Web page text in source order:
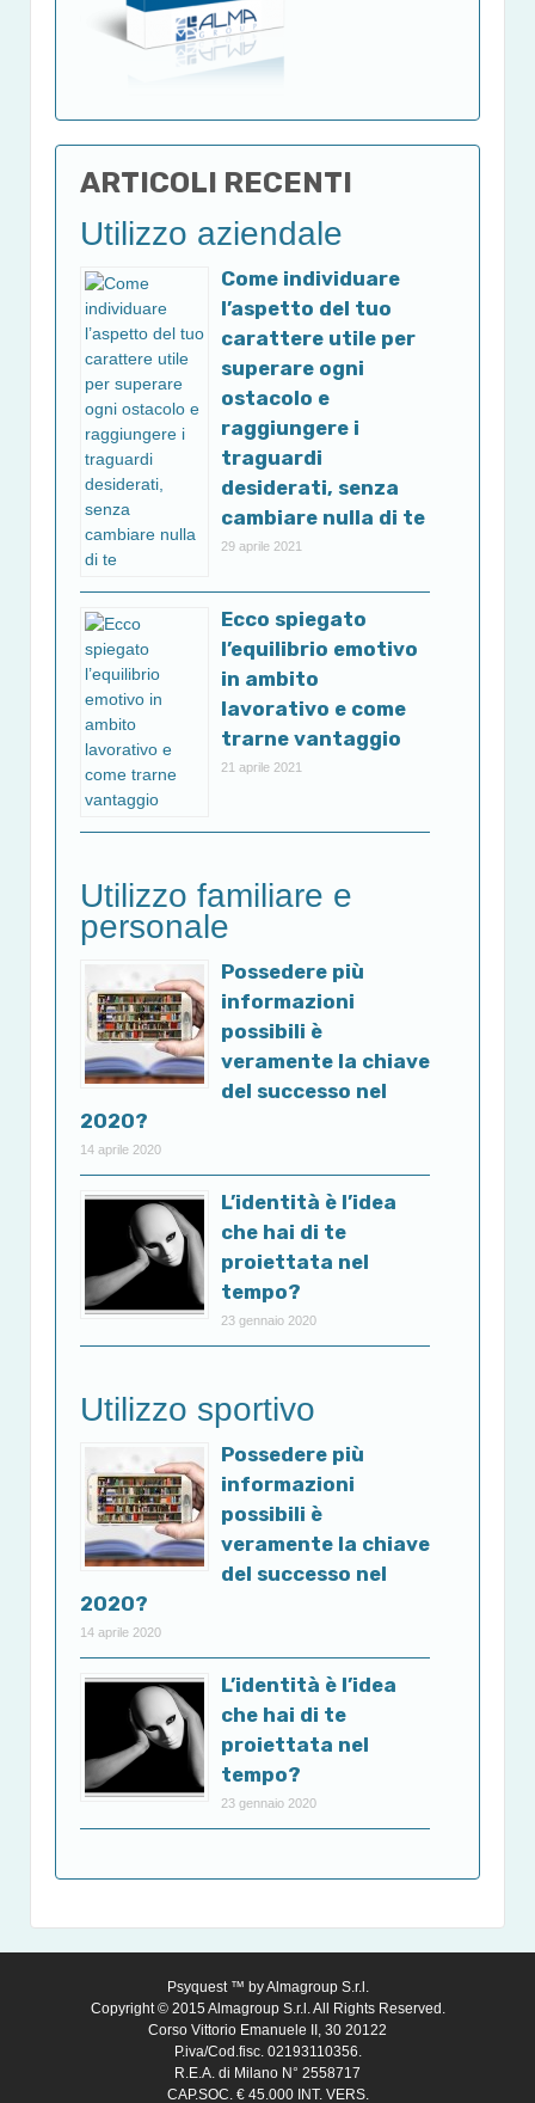
ARTICOLI RECENTI
Utilizzo aziendale
Come individuare
l’aspetto del tuo
carattere utile per
superare ogni
ostacolo e
raggiungere i
traguardi
desiderati, senza
cambiare nulla di te
29 aprile 2021
Ecco spiegato
l’equilibrio emotivo
in ambito
lavorativo e come
trarne vantaggio
21 aprile 2021
Utilizzo familiare e
personale
Possedere più
informazioni
possibili è
veramente la chiave
del successo nel
2020?
14 aprile 2020
L’identità è l’idea
che hai di te
proiettata nel
tempo?
23 gennaio 2020
Utilizzo sportivo
Possedere più
informazioni
possibili è
veramente la chiave
del successo nel
2020?
14 aprile 2020
L’identità è l’idea
che hai di te
proiettata nel
tempo?
23 gennaio 2020
Psyquest ™ byAlmagroup S.r.l.
Copyright © 2015 Almagroup S.r.l. All Rights Reserved.
Corso Vittorio Emanuele II, 30 20122
P.iva/Cod.fisc. 02193110356.
R.E.A. di Milano N° 2558717
CAP.SOC. € 45.000 INT. VERS.